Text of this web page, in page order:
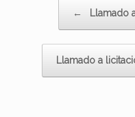
← Llamado
Llamado a